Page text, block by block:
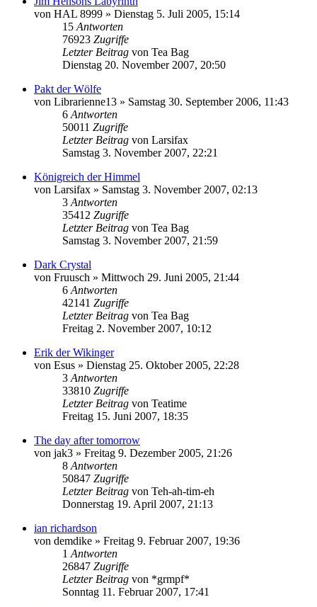
von HAL 8999 » Dienstag 5. Juli 2005, 15:14
15 Antworten
76923 Zugriffe
Letzter Beitrag von Tea Bag
Dienstag 20. November 2007, 20:50
Pakt der Wölfe
von Librarienne13 » Samstag 30. September 2006, 11:43
6 Antworten
50011 Zugriffe
Letzter Beitrag von Larsifax
Samstag 3. November 2007, 22:21
Königreich der Himmel
von Larsifax » Samstag 3. November 2007, 02:13
3 Antworten
35412 Zugriffe
Letzter Beitrag von Tea Bag
Samstag 3. November 2007, 21:59
Dark Crystal
von Fruusch » Mittwoch 29. Juni 2005, 21:44
6 Antworten
42141 Zugriffe
Letzter Beitrag von Tea Bag
Freitag 2. November 2007, 10:12
Erik der Wikinger
von Esus » Dienstag 25. Oktober 2005, 22:28
3 Antworten
33810 Zugriffe
Letzter Beitrag von Teatime
Freitag 15. Juni 2007, 18:35
The day after tomorrow
von jak3 » Freitag 9. Dezember 2005, 21:26
8 Antworten
50847 Zugriffe
Letzter Beitrag von Teh-ah-tim-eh
Donnerstag 19. April 2007, 21:13
ian richardson
von demdike » Freitag 9. Februar 2007, 19:36
1 Antworten
26847 Zugriffe
Letzter Beitrag von *grmpf*
Sonntag 11. Februar 2007, 17:41